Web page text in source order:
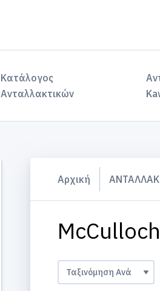
Κατάλογος
Ανταλλακτικών
Αρχική
McCulloch